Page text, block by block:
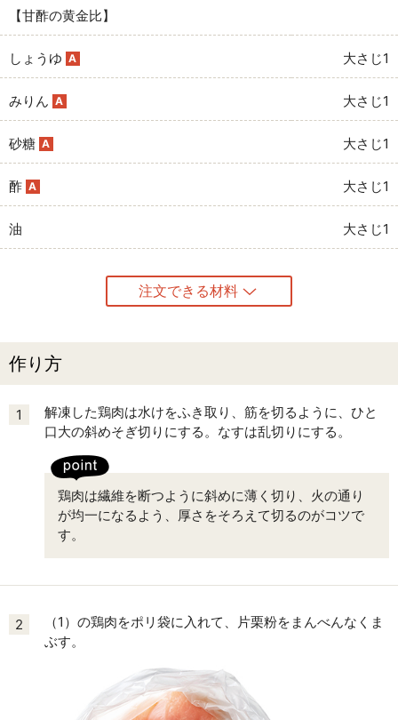
【甘酢の黄金比】
しょうゆ A 大さじ1
みりん A 大さじ1
砂糖 A 大さじ1
酢 A 大さじ1
油 大さじ1
注文できる材料
作り方
1
解凍した鶏肉は水けをふき取り、筋を切るように、ひと
口大の斜めそぎ切りにする。なすは乱切りにする。
鶏肉は繊維を断つように斜めに薄く切り、火の通り
が均一になるよう、厚さをそろえて切るのがコツで
す。
2
（1）の鶏肉をポリ袋に入れて、片栗粉をまんべんなくま
ぶす。